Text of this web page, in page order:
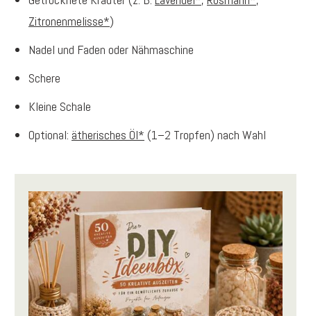
Zitronenmelisse*)
Nadel und Faden oder Nähmaschine
Schere
Kleine Schale
Optional: ätherisches Öl* (1–2 Tropfen) nach Wahl